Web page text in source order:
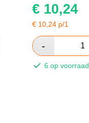
€10,24
€ 10,24p/1
6 op voorraad